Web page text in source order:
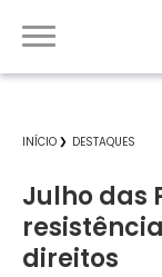
INÍCIO DESTAQUES
Julho das
direitos